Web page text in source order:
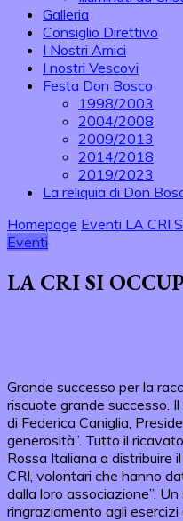
Galleria
Consiglio Direttivo
I Nostri Amici
I nostri Vescovi
Festa Don Bosco
1998/2003
2004/2008
2009/2013
2014/2018
2019/2023
La reliquia di Don
Homepage Eventi LA CRI
Eventi
LA CRI SI
Grande successo per la
riscuote grande successo.
di Federica Caniglia,
generosità”. Tutto il
Rossa Italiana a distribuire
CRI, volontari che hanno
dalla loro associazione”.
ringraziamento agli